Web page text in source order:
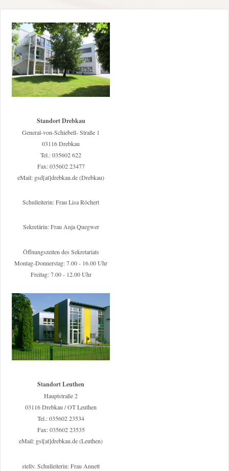
Standort Drebkau
General-von-Schiebell- Straße 1
03116 Drebkau
Tel.: 035602 622
Fax: 035602 23477
eMail: gsd[at]drebkau.de (Drebkau)
Schulleiterin: Frau Lisa Röchert
Sekretärin: Frau Anja Quegwer
Öffnungszeiten des Sekretariats
Montag-Donnerstag: 7.00 - 16.00 Uhr
Freitag: 7.00 - 12.00 Uhr
Standort Leuthen
Hauptstraße 2
03116 Drebkau / OT Leuthen
Tel.: 035602 23534
Fax: 035602 23535
eMail: gsl[at]drebkau.de (Leuthen)
stellv. Schulleiterin: Frau Annett